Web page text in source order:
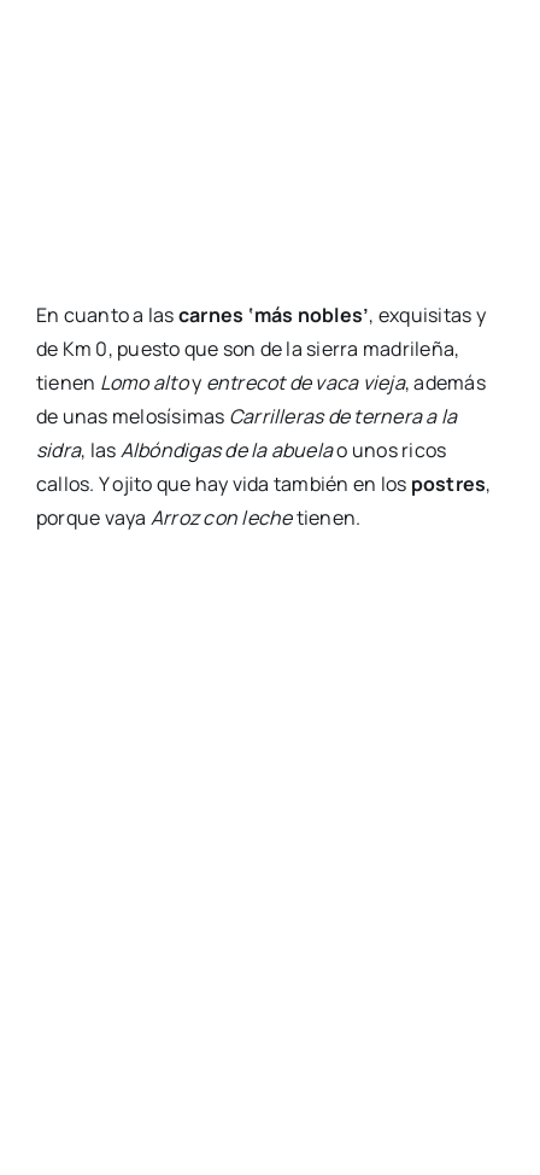
En cuanto a lascarnes ‘más nobles’, exquisitas y
de Km 0, puesto que son de la sierra madrileña,
tienen Lomo altoy entrecot de vaca vieja, además
de unas melosísimas Carrilleras de ternera a la
sidra, lasAlbóndigas de la abuelao unos ricos
callos. Y ojito que hay vida también en los postres,
porque vaya Arroz con lechetienen.